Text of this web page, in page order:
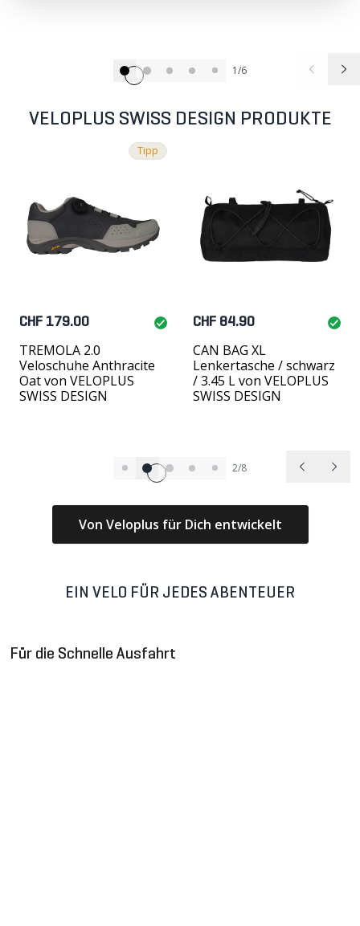
1/6
VELOPLUS SWISS DESIGN PRODUKTE
Tipp
CHF 179.00
TREMOLA 2.0
Veloschuhe Anthracite
Oat von VELOPLUS
SWISS DESIGN
CHF 84.90
CAN BAG XL
Lenkertasche / schwarz
/ 3.45 L von VELOPLUS
SWISS DESIGN
2/8
Von Veloplus für Dich entwickelt
EIN VELO FÜR JEDES ABENTEUER
Für die Schnelle Ausfahrt